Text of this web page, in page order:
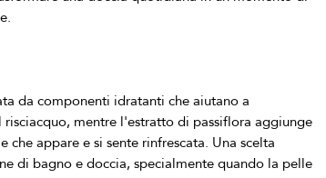
da componenti idratanti che aiutano a
mentre l'estratto di passiflora aggiunge
che appare e si sente rinfrescata. Una scelta
di bagno e doccia, specialmente quando la pelle